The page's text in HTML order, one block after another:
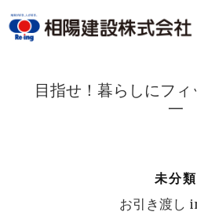
目指せ！暮らしにフ
一
未分類
お引き渡し